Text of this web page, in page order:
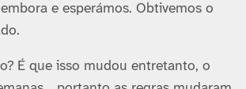
e esperámos. Obtivemos o
É que isso mudou entretanto, o